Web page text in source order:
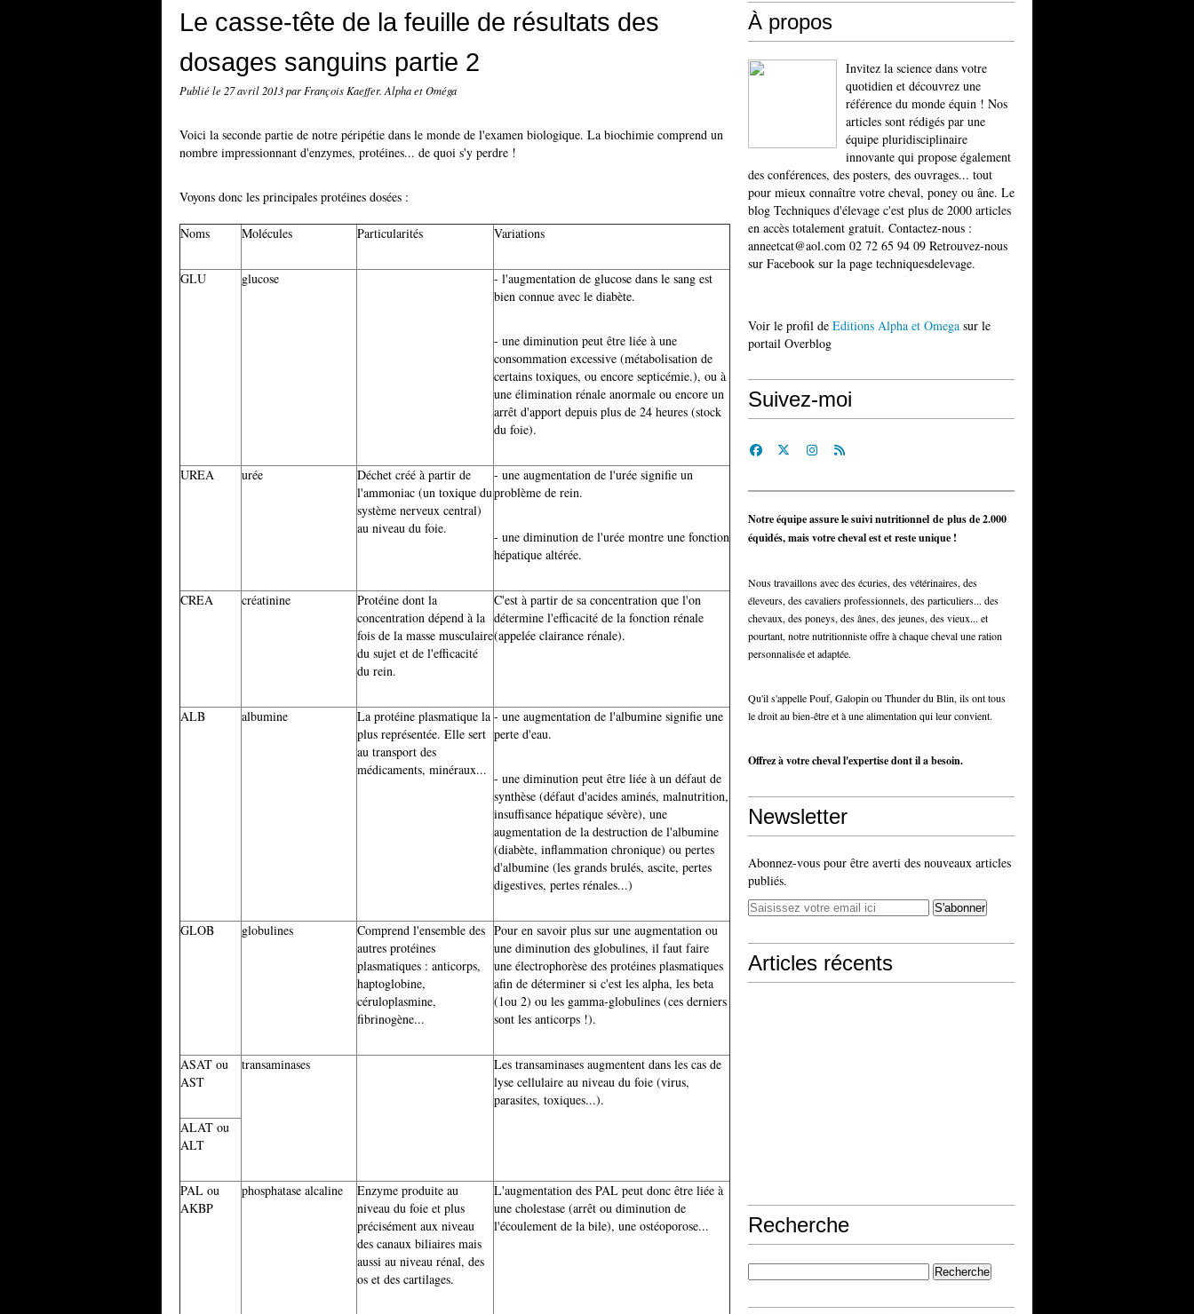
Le casse-tête de la feuille de résultats des
dosages sanguins partie 2
Publié le 27 avril 2013par François Kaeffer. Alpha et Oméga
Voici la seconde partie de notre péripétie dans le monde de l'examen biologique. La biochimie comprend un
nombre impressionnant d'enzymes, protéines... de quoi s'y perdre !
Voyons donc les principales protéines dosées :
Noms Molécules Particularités Variations
GLU glucose
- l'augmentation de glucose dans le sang est
bien connue avec le diabète.
- une diminution peut être liée à une
consommation excessive (métabolisation de
certains toxiques, ou encore septicémie.), ou à
une élimination rénale anormale ou encore un
arrêt d'apport depuis plus de 24 heures (stock
du foie).
UREA urée
Déchet créé à partir de
l'ammoniac (un toxique du
système nerveux central)
au niveau du foie.
- une augmentation de l'urée signifie un
problème de rein.
- une diminution de l'urée montre une fonction
hépatique altérée.
CREA créatinine
Protéine dont la
concentration dépend à la
fois de la masse musculaire
du sujet et de l'efficacité
du rein.
C'est à partir de sa concentration que l'on
détermine l'efficacité de la fonction rénale
(appelée clairance rénale).
ALB albumine
La protéine plasmatique la
plus représentée. Elle sert
au transport des
médicaments, minéraux...
- une augmentation de l'albumine signifie une
perte d'eau.
- une diminution peut être liée à un défaut de
synthèse (défaut d'acides aminés, malnutrition,
insuffisance hépatique sévère), une
augmentation de la destruction de l'albumine
(diabète, inflammation chronique) ou pertes
d'albumine (les grands brulés, ascite, pertes
digestives, pertes rénales...)
GLOB globulines
Comprend l'ensemble des
autres protéines
plasmatiques : anticorps,
haptoglobine,
céruloplasmine,
fibrinogène...
Pour en savoir plus sur une augmentation ou
une diminution des globulines, il faut faire
une électrophorèse des protéines plasmatiques
afin de déterminer si c'est les alpha, les beta
(1ou 2) ou les gamma-globulines (ces derniers
sont les anticorps !).
ASAT ou
AST
transaminases
Les transaminases augmentent dans les cas de
lyse cellulaire au niveau du foie (virus,
parasites, toxiques...).
ALAT ou
ALT
PAL ou
AKBP
phosphatase alcaline
Enzyme produite au
niveau du foie et plus
précisément aux niveau
des canaux biliaires mais
aussi au niveau rénal, des
os et des cartilages.
L'augmentation des PAL peut donc être liée à
une cholestase (arrêt ou diminution de
l'écoulement de la bile), une ostéoporose...
À propos
Invitez la science dans votre
quotidien et découvrez une
référence du monde équin ! Nos
articles sont rédigés par une
équipe pluridisciplinaire
innovante qui propose également
des conférences, des posters, des ouvrages... tout
pour mieux connaître votre cheval, poney ou âne. Le
blog Techniques d'élevage c'est plus de 2000 articles
en accès totalement gratuit. Contactez-nous :
anneetcat@aol.com 02 72 65 94 09 Retrouvez-nous
sur Facebook sur la page techniquesdelevage.
Voir le profil de Editions Alpha et Omega sur le
portail Overblog
Suivez-moi
Notre équipe assure le suivi nutritionnel de plus de 2.000
équidés, mais votre cheval est et reste unique !
Nous travaillons avec des écuries, des vétérinaires, des
éleveurs, des cavaliers professionnels, des particuliers... des
chevaux, des poneys, des ânes, des jeunes, des vieux... et
pourtant, notre nutritionniste offre à chaque cheval une ration
personnalisée et adaptée.
Qu'il s'appelle Pouf, Galopin ou Thunder du Blin, ils ont tous
le droit au bien-être et à une alimentation qui leur convient.
Offrez à votre cheval l'expertise dont il a besoin.
Newsletter
Abonnez-vous pour être averti des nouveaux articles
publiés.
Articles récents
Recherche